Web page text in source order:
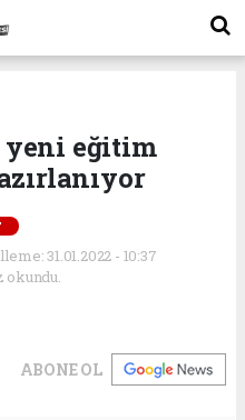
eğitim
31.01.2022 - 10:37
okundu.
ABONE OL